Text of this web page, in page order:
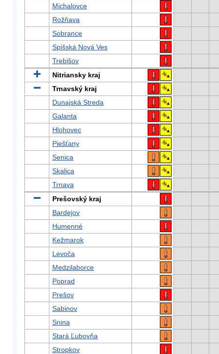
Michalovce
Rožňava
Sobrance
Spišská Nová Ves
Trebišov
Nitriansky kraj
Trnavský kraj
Dunajská Streda
Galanta
Hlohovec
Piešťany
Senica
Skalica
Trnava
Prešovský kraj
Bardejov
Humenné
Kežmarok
Levoča
Medzilaborce
Poprad
Prešov
Sabinov
Snina
Stará Ľubovňa
Stropkov